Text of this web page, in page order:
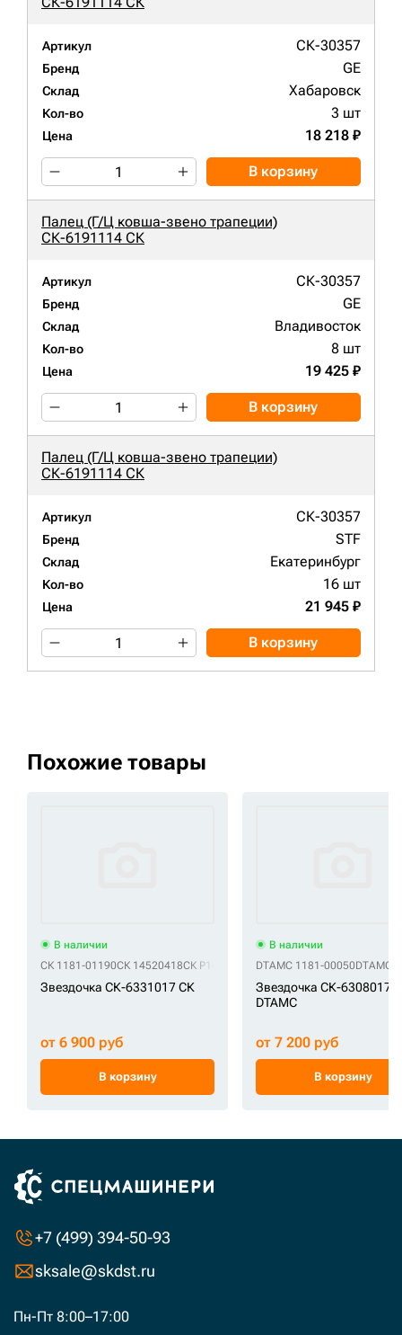
Артикул СК-30357
Бренд GE
Склад Хабаровск
Кол-во 3 шт
Цена 18 218 ₽
В корзину
Палец (Г/Ц ковша-звено трапеции)
СК-6191114 СК
Артикул СК-30357
Бренд GE
Склад Владивосток
Кол-во 8 шт
Цена 19 425 ₽
В корзину
Палец (Г/Ц ковша-звено трапеции)
СК-6191114 СК
Артикул СК-30357
Бренд STF
Склад Екатеринбург
Кол-во 16 шт
Цена 21 945 ₽
В корзину
Похожие товары
В наличии
СК 1181-01190СК 14520418СК P14520418 СК R9314000M01СК
Звездочка СК-6331017 СК
от 6 900 руб
В корзину
В наличии
DTAMC 1181-00050DTAMC
Звездочка СК-6308017
DTAMC
от 7 200 руб
В корзину
+7 (499) 394-50-93
sksale@skdst.ru
Пн-Пт 8:00–17:00